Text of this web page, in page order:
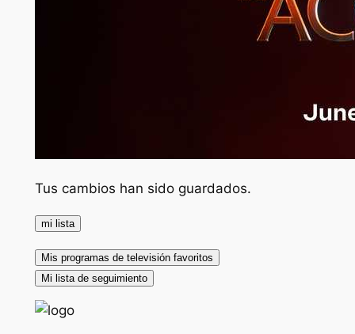
Tus cambios han sido guardados.
mi lista
Mis programas de televisión favoritos
Mi lista de seguimiento